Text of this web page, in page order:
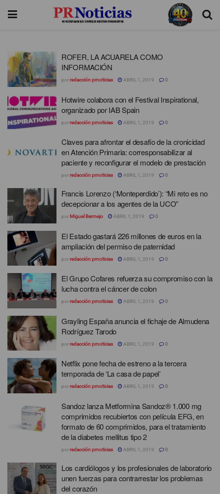
ROFER, LA ACUARELA COMO
INFORMACIÓN
porredacción prnoticias ABRIL 1, 2019 0
Hotwire colabora con el Festival Inspirational,
organizado por IAB Spain
porredacción prnoticias ABRIL 1, 2019 0
Claves para afrontar el desafío de la cronicidad
en Atención Primaria: corresponsabilizar al
paciente y reconfigurar el modelo de prestación
porredacción prnoticias ABRIL 1, 2019 0
Francis Lorenzo (‘Monteperdido’): “Mi reto es no
decepcionar a los agentes de la UCO”
por Miguel Bermejo ABRIL 1, 2019 0
El Estado gastará 226 millones de euros en la
ampliación del permiso de paternidad
porredacción prnoticias ABRIL 1, 2019 0
El Grupo Cofares refuerza su compromiso con la
lucha contra el cáncer de colon
porredacción prnoticias ABRIL 1, 2019 0
Grayling España anuncia el fichaje de Almudena
Rodríguez Tarodo
porredacción prnoticias ABRIL 1, 2019 0
Netflix pone fecha de estreno a la tercera
temporada de ‘La casa de papel’
porredacción prnoticias ABRIL 1, 2019 0
Sandoz lanza Metformina Sandoz® 1.000 mg
comprimidos recubiertos con película EFG, en
formato de 60 comprimidos, para el tratamiento
de la diabetes mellitus tipo 2
porredacción prnoticias ABRIL 1, 2019 0
Los cardiólogos y los profesionales de laboratorio
unen fuerzas para contrarrestar los problemas
del corazón